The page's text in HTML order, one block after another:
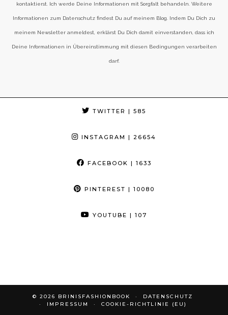
kontaktierst. Ich werde Deine Informationen mit Sorgfalt behandeln. Weitere
Informationen zum Datenschutz findest Du auf meinem Blog. Indem Du Dich zu
meinem Newsletter anmeldest, erklärst Du Dich damit einverstanden, dass ich
Deine Informationen in Übereinstimmung mit diesen Bedingungen verarbeiten
darf.
TWITTER | 585
INSTAGRAM | 26654
FACEBOOK | 1633
PINTEREST | 10080
YOUTUBE | 107
© 2026 BRINISFASHIONBOOK
DATENSCHUTZ
IMPRESSUM
COOKIE-RICHTLINIE (EU)